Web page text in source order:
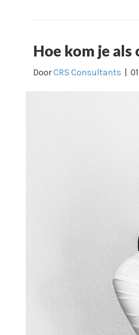
Hoe kom je
DoorCRS Consultants